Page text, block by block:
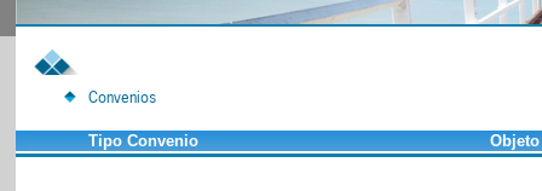
Convenios
Tipo Convenio Objeto